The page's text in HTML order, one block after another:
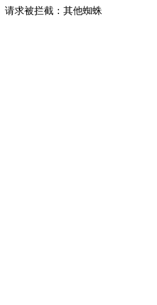
请求被拦截：其他蜘蛛